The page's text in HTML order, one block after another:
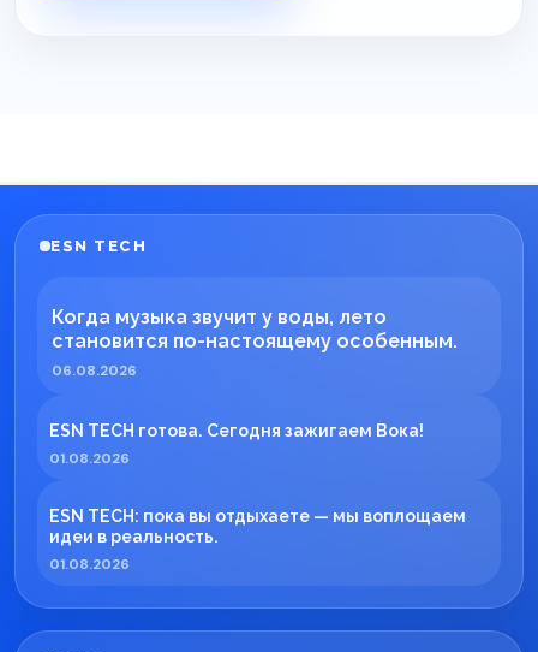
ESN TECH
Когда музыка звучит у воды, лето
становится по-настоящему особенным.
06.08.2026
ESN TECH готова. Сегодня зажигаем Вока!
01.08.2026
ESN TECH: пока вы отдыхаете — мы воплощаем
идеи в реальность.
01.08.2026